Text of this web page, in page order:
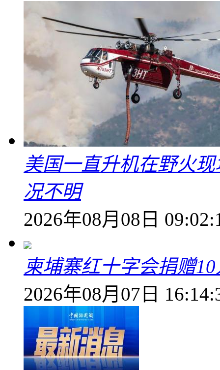
美国一直升机在野火
况不明
2026年08月08日
柬埔寨红十字会捐赠
2026年08月07日